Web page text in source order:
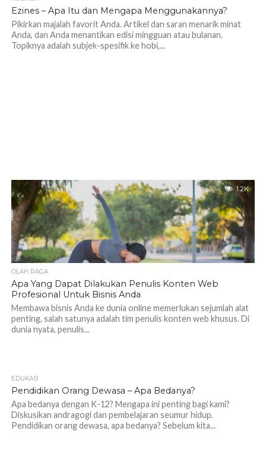
Ezines – Apa Itu dan Mengapa Menggunakannya?
Pikirkan majalah favorit Anda. Artikel dan saran menarik minat
Anda, dan Anda menantikan edisi mingguan atau bulanan.
Topiknya adalah subjek-spesifik ke hobi,...
1.2K
OLAH RAGA
Apa Yang Dapat Dilakukan Penulis Konten Web
Profesional Untuk Bisnis Anda
Membawa bisnis Anda ke dunia online memerlukan sejumlah alat
penting, salah satunya adalah tim penulis konten web khusus. Di
dunia nyata, penulis...
EDUKASI
Pendidikan Orang Dewasa – Apa Bedanya?
Apa bedanya dengan K-12? Mengapa ini penting bagi kami?
Diskusikan andragogi dan pembelajaran seumur hidup.
Pendidikan orang dewasa, apa bedanya? Sebelum kita...